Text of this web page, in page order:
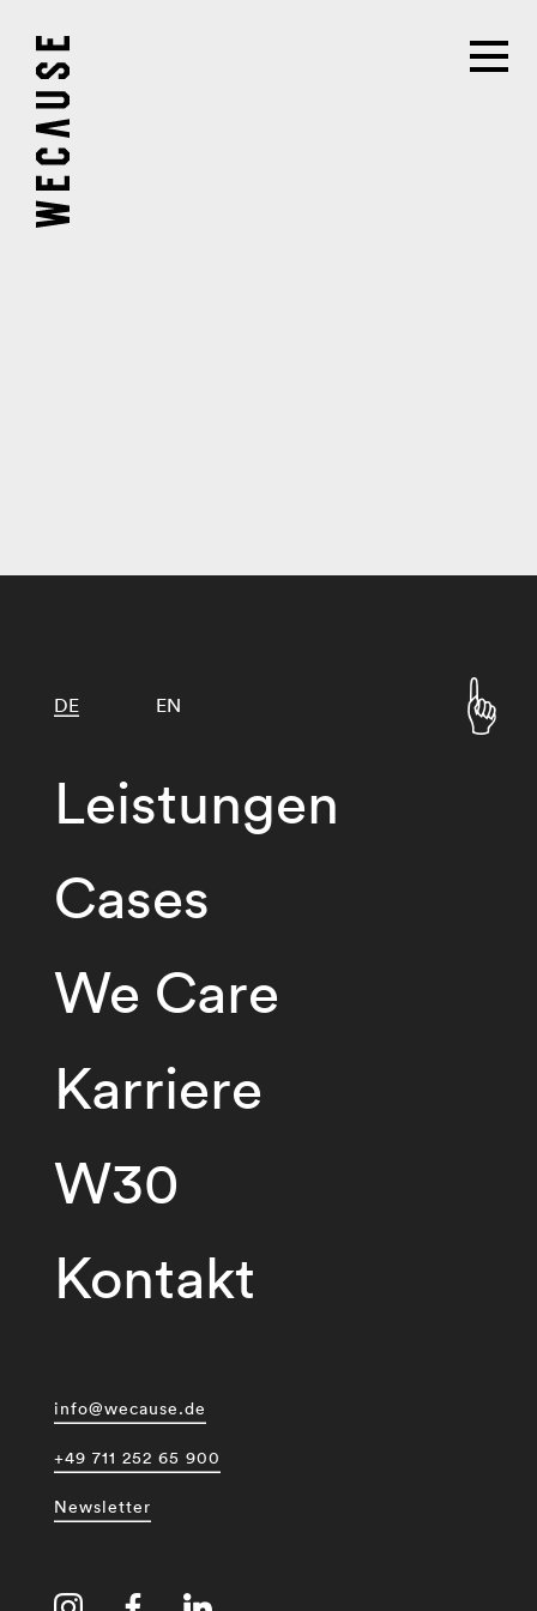
Leistungen
Cases
We Care
Karriere
W30
Kontakt
DE EN
info@wecause.de
+49 711 252 65 900
Newsletter